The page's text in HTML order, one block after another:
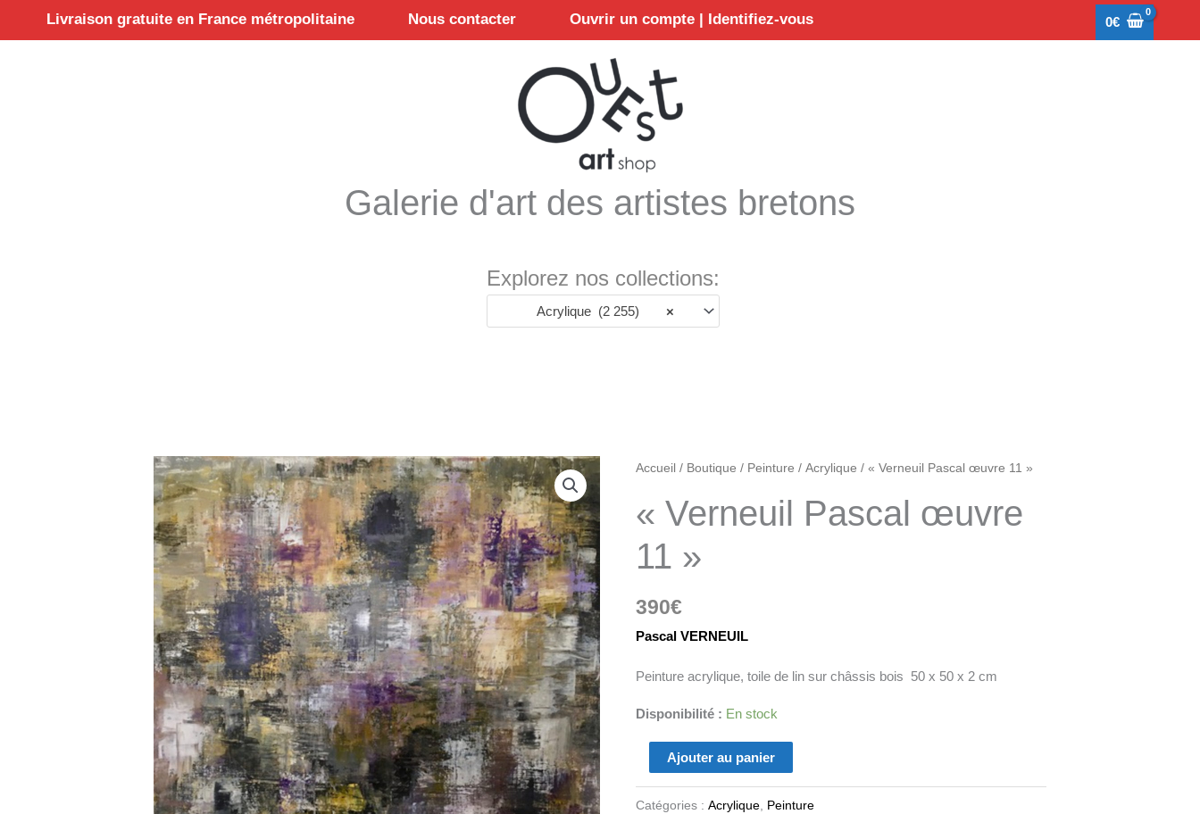
Livraison gratuite en France métropolitaine Nous contacter Ouvrir un compte | Identifiez-vous 0€
Galerie d'art des artistes bretons
Explorez nos collections:
×
Acrylique (2 255)
Accueil / Boutique / Peinture / Acrylique / « Verneuil Pascal œuvre 11 »
« Verneuil Pascal œuvre
11 »
390€
Pascal VERNEUIL
Peinture acrylique, toile de lin sur châssis bois 50 x 50 x 2 cm
Disponibilité : En stock
quantité
"Verneuil
œuvre
Ajouter au panier
Catégories : Acrylique, Peinture